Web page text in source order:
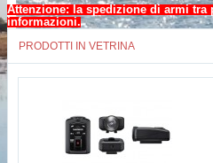
Attenzione: la spedizione di armi tra
informazioni.
PRODOTTI IN VETRINA